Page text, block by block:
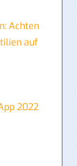
Achten
auf
2022